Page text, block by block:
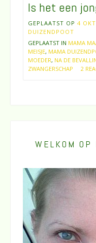
Is het een
GEPLAATST OP 4
DUIZENDPOOT
GEPLAATST IN MAMA
MEISJE, MAMA
MOEDER, NA DE
ZWANGERSCHAP
2
WELKOM OP